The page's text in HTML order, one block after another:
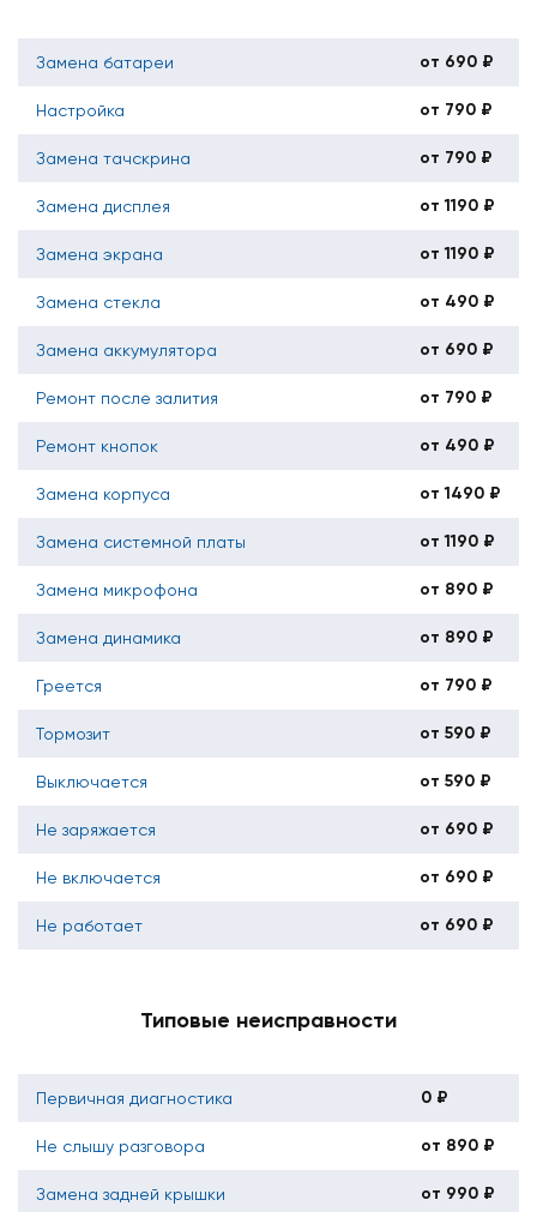
Замена батареи от 690 ₽
Настройка от 790 ₽
Замена тачскрина от 790 ₽
Замена дисплея от 1190 ₽
Замена экрана от 1190 ₽
Замена стекла от 490 ₽
Замена аккумулятора от 690 ₽
Ремонт после залития от 790 ₽
Ремонт кнопок от 490 ₽
Замена корпуса от 1490 ₽
Замена системной платы от 1190 ₽
Замена микрофона от 890 ₽
Замена динамика от 890 ₽
Греется от 790 ₽
Тормозит от 590 ₽
Выключается от 590 ₽
Не заряжается от 690 ₽
Не включается от 690 ₽
Не работает от 690 ₽
Типовые неисправности
Первичная диагностика 0 ₽
Не слышу разговора от 890 ₽
Замена задней крышки от 990 ₽